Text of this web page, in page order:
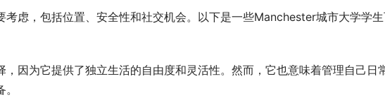
考虑，包括位置、安全性和社交机会。以下是一些Manchester城市大学学
，因为它提供了独立生活的自由度和灵活性。然而，它也意味着管理自己日